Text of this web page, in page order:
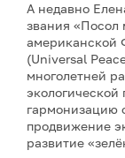
А недавно
звания «Посол
американской
(Universal
многолетней
гармонизацию
продвижение
развитие